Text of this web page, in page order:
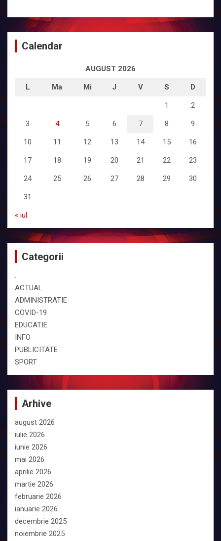
Calendar
AUGUST 2026
L Ma Mi J V S D
1 2
3 4 5 6 7 8 9
10 11 12 13 14 15 16
17 18 19 20 21 22 23
24 25 26 27 28 29 30
31
« iul.
Categorii
.
ACTUAL
ADMINISTRATIE
COVID-19
EDUCATIE
INFO
PUBLICITATE
SPORT
Arhive
august 2026
iulie 2026
iunie 2026
mai 2026
aprilie 2026
martie 2026
februarie 2026
ianuarie 2026
decembrie 2025
noiembrie 2025